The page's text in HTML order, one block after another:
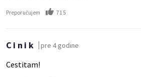
Preporučujem 715
C i n i k pre 4 godine
Cestitam!